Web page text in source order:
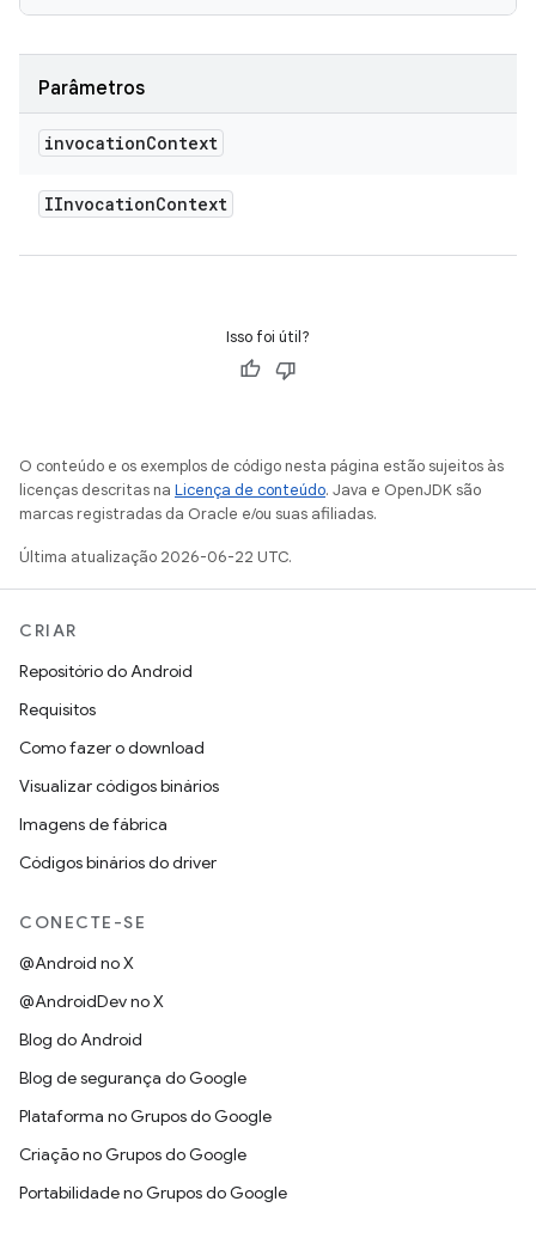
Parâmetros
invocationContext
IInvocationContext
Isso foi útil?
O conteúdo e os exemplos de código nesta página estão sujeitos às
licenças descritas na Licença de conteúdo. Java e OpenJDK são
marcas registradas da Oracle e/ou suas afiliadas.
Última atualização 2026-06-22 UTC.
CRIAR
Repositório do Android
Requisitos
Como fazer o download
Visualizar códigos binários
Imagens de fábrica
Códigos binários do driver
CONECTE-SE
@Android no X
@AndroidDev no X
Blog do Android
Blog de segurança do Google
Plataforma no Grupos do Google
Criação no Grupos do Google
Portabilidade no Grupos do Google